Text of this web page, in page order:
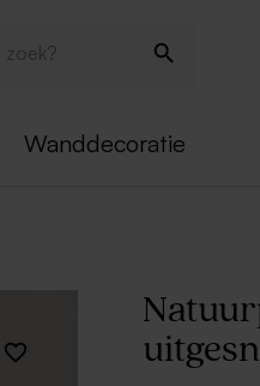
Wanddecoratie